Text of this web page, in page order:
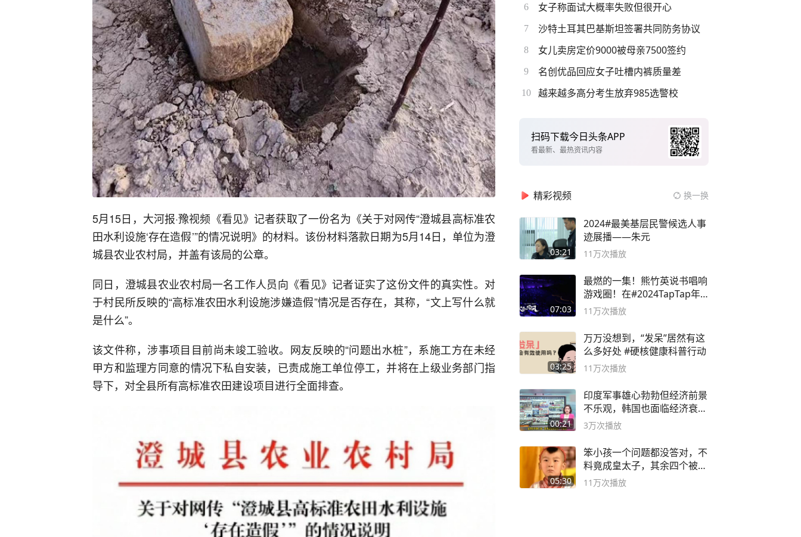
5月15日，大河报·豫视频《看见》记者获取了一份名为《关于对网传“澄城县高标准农
田水利设施‘存在造假’”的情况说明》的材料。该份材料落款日期为5月14日，单位为澄
城县农业农村局，并盖有该局的公章。
同日，澄城县农业农村局一名工作人员向《看见》记者证实了这份文件的真实性。对
于村民所反映的“高标准农田水利设施涉嫌造假”情况是否存在，其称，“文上写什么就
是什么”。
该文件称，涉事项目目前尚未竣工验收。网友反映的“问题出水桩”，系施工方在未经
甲方和监理方同意的情况下私自安装，已责成施工单位停工，并将在上级业务部门指
导下，对全县所有高标准农田建设项目进行全面排查。
6 女子称面试大概率失败但很开心
7 沙特土耳其巴基斯坦签署共同防务协议
8 女儿卖房定价9000被母亲7500签约
9 名创优品回应女子吐槽内裤质量差
10 越来越多高分考生放弃985选警校
扫码下载今日头条APP
看最新、最热资讯内容
精彩视频 换一换
03:21
2024#最美基层民警候选人事
迹展播——朱元
11万次播放
07:03
最燃的一集！熊竹英说书唱响
游戏圈！在#2024TapTap年
度游戏大赏
11万次播放
03:25
万万没想到，“发呆”居然有这
么多好处 #硬核健康科普行动
11万次播放
00:21
印度军事雄心勃勃但经济前景
不乐观，韩国也面临经济衰退
风险
3万次播放
05:30
笨小孩一个问题都没答对，不
料竟成皇太子，其余四个被处
死
11万次播放